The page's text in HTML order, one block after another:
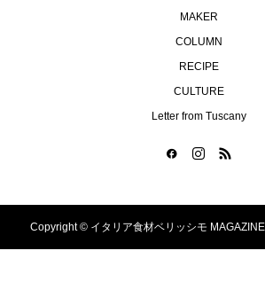
MAKER
COLUMN
RECIPE
CULTURE
Letter from Tuscany
Copyright ©イタリア食材ベリッシモ